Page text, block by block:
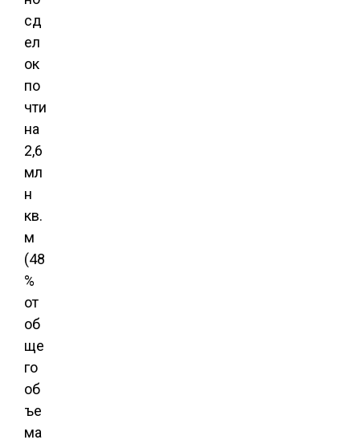
сд
ел
ок
по
чти
на
2,6
мл
н
кв.
м
(48
%
от
об
ще
го
об
ъе
ма